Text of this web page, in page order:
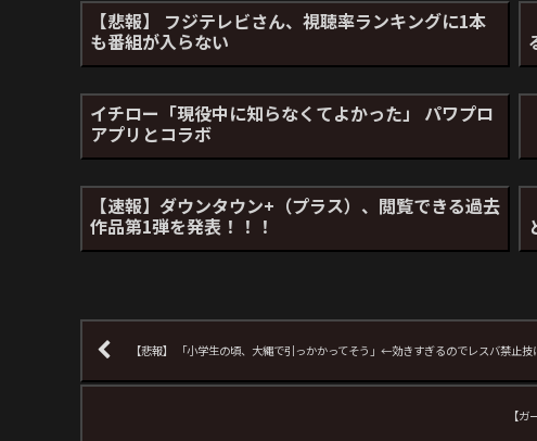
【悲報】 フジテレビさん、視聴率ランキングに1本
も番組が入らない
イチロー「現役中に知らなくてよかった」 パワプロ
アプリとコラボ
【速報】ダウンタウン+（プラス）、閲覧できる過去
作品第1弾を発表！！！
【悲報】 「小学生の頃、大縄で引っかかってそう」←効きすぎるのでレスバ禁止技
【